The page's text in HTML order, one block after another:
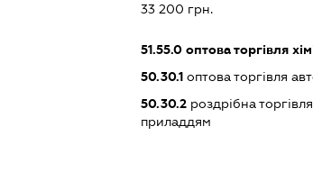
33 200 грн.
51.55.0 оптова торгівля
50.30.1 оптова торгівля
50.30.2 роздрібна
приладдям